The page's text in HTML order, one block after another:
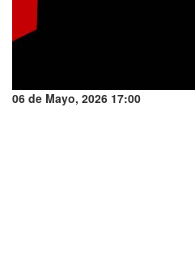
06 de Mayo, 2026 17:00